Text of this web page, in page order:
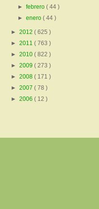
►febrero( 44 )
►enero( 44 )
► 2012 ( 625 )
► 2011 ( 763 )
► 2010 ( 822 )
► 2009 ( 273 )
► 2008 ( 171 )
► 2007 ( 78 )
► 2006 ( 12 )